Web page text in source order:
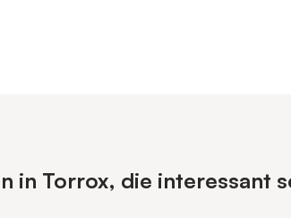
in Torrox, die interessant